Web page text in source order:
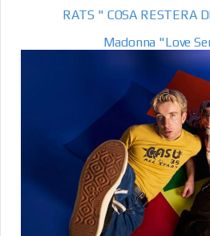
RATS " COSA RESTERA
Madonna "Love